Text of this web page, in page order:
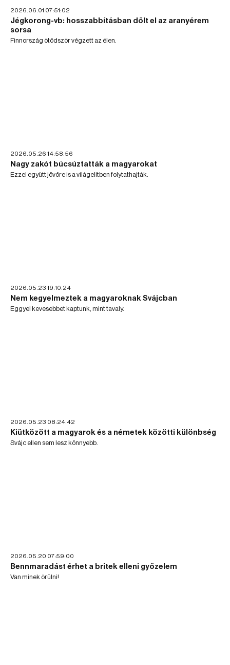
2026.06.01 07:51:02
Jégkorong-vb: hosszabbításban dőlt el az aranyérem
sorsa
Finnország ötödször végzett az élen.
2026.05.26 14:58:56
Nagy zakót búcsúztatták a magyarokat
Ezzel együtt jövőre is a világelitben folytathajták.
2026.05.23 19:10:24
Nem kegyelmeztek a magyaroknak Svájcban
Eggyel kevesebbet kaptunk, mint tavaly.
2026.05.23 08:24:42
Kiütközött a magyarok és a németek közötti különbség
Svájc ellen sem lesz könnyebb.
2026.05.20 07:59:00
Bennmaradást érhet a britek elleni győzelem
Van minek örülni!